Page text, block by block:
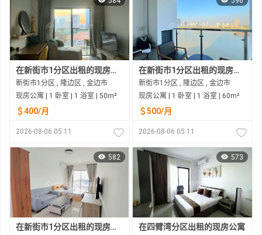
在新街市1分区出租的现房公寓
新街市1分区 , 隆边区 , 金边市
现房公寓 | 1 卧室 | 1 浴室 | 50m²
＄400/月
2026-08-06 05:11
在新街市1分区出租的现房公寓
新街市1分区 , 隆边区 , 金边市
现房公寓 | 1 卧室 | 1 浴室 | 60m²
＄500/月
2026-08-06 05:11
582
在新街市1分区出租的现房公寓
573
在四臂湾分区出租的现房公寓